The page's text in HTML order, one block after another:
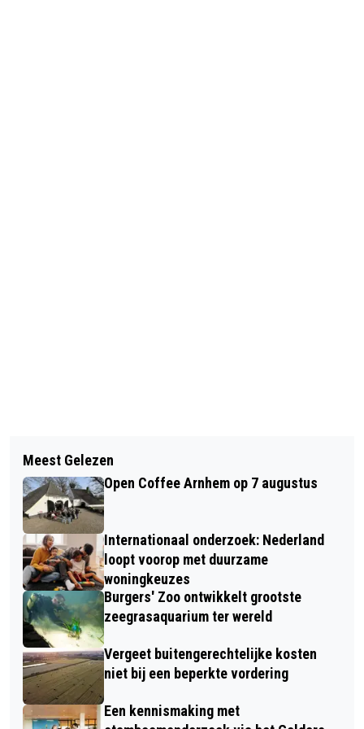
VRIJWILLIGER GEZOCHT: PROJECT
MET BEWONERS VAN
ASIELZOEKERSCENTRA
LOCAL HERO AWARD 2024 VAN REGIO
ARNHEM
Meest Gelezen
Open Coffee Arnhem op 7 augustus
Internationaal onderzoek: Nederland
loopt voorop met duurzame
woningkeuzes
Burgers' Zoo ontwikkelt grootste
zeegrasaquarium ter wereld
Vergeet buitengerechtelijke kosten
niet bij een beperkte vordering
Een kennismaking met